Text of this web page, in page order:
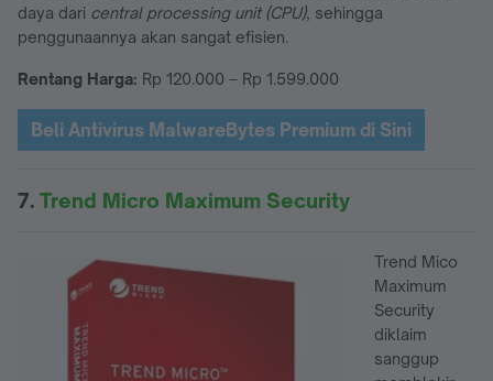
daya dari central processing unit (CPU), sehingga
penggunaannya akan sangat efisien.
Rentang Harga: Rp 120.000 – Rp 1.599.000
Beli Antivirus MalwareBytes Premium di Sini
7. Trend Micro Maximum Security
Trend Mico
Maximum
Security
diklaim
sanggup